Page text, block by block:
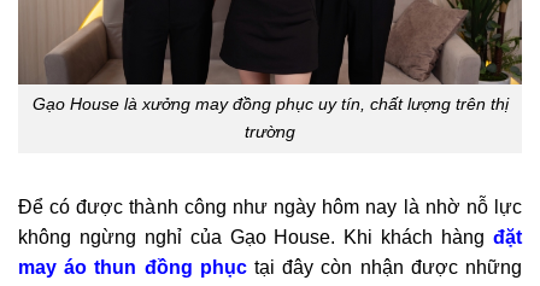
Gạo House là xưởng may đồng phục uy tín, chất lượng trên thị
trường
Để có được thành công như ngày hôm nay là nhờ nỗ lực
không ngừng nghỉ của Gạo House. Khi khách hàng đặt
may áo thun đồng phụctại đây còn nhận được những